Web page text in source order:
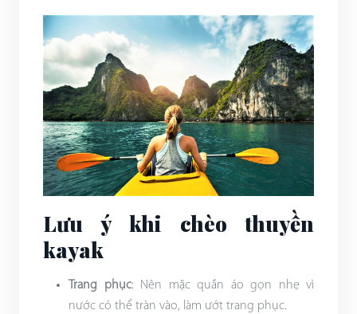
Lưu ý khi chèo thuyền
kayak
Trang phục: Nên mặc quần áo gọn nhẹ vì
nước có thể tràn vào, làm ướt trang phục.